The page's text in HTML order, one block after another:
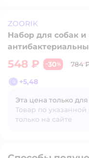
ZOORIK
Набор для собак и
548 ₽ −30%
784
+5,48
Эта цена только
Товар по
только на сайте